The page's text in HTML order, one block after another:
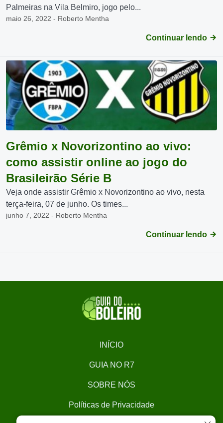
Palmeiras na Vila Belmiro, jogo pelo...
maio 26, 2022 - Roberto Mentha
Continuar lendo
Grêmio x Novorizontino ao vivo:
como assistir online ao jogo do
Brasileirão Série B
Veja onde assistir Grêmio x Novorizontino ao vivo, nesta
terça-feira, 07 de junho. Os times...
junho 7, 2022 - Roberto Mentha
Continuar lendo
INÍCIO
GUIA NO R7
SOBRE NÓS
Políticas de Privacidade